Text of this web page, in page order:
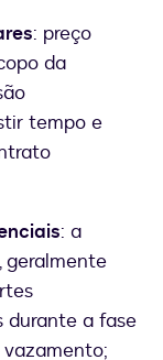
: preço
da
tempo e
: a
geralmente
durante a fase